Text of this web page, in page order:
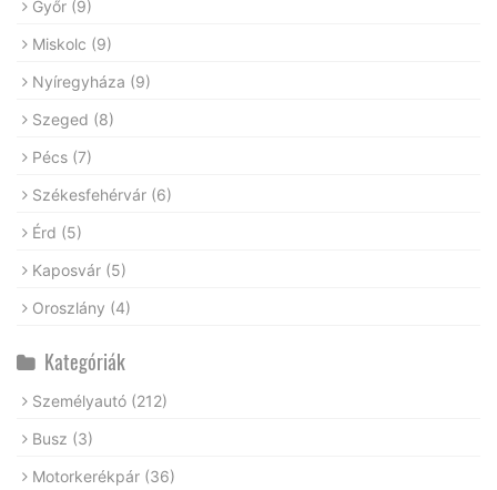
Győr (9)
Miskolc (9)
Nyíregyháza (9)
Szeged (8)
Pécs (7)
Székesfehérvár (6)
Érd (5)
Kaposvár (5)
Oroszlány (4)
Kategóriák
Személyautó (212)
Busz (3)
Motorkerékpár (36)